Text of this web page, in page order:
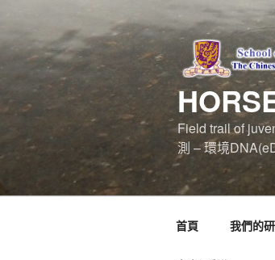
內
容
Field trail of
測 – 環境
首頁 我們的